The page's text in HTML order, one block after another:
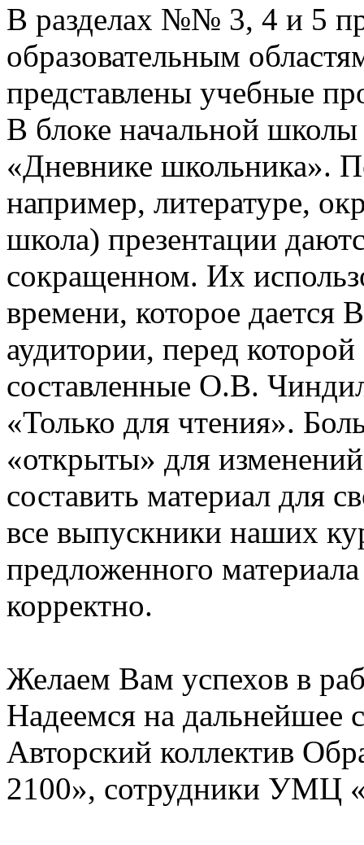
В разделах №№ 3, 4 и 5
образовательным
представлены учебные
В блоке начальной
«Дневнике школьника».
например, литературе,
школа) презентации
сокращенном. Их
времени, которое дается
аудитории, перед
составленные О.В.
«Только для чтения».
«открыты» для
составить материал для
все выпускники наших
предложенного
корректно.
Желаем Вам успехов в
Надеемся на дальнейшее
Авторский коллектив
2100», сотрудники УМЦ